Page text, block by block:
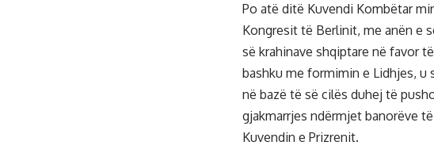
Po atë ditë Kuvendi Kombëtar
Kongresit të Berlinit, me anën e
së krahinave shqiptare në favor
bashku me formimin e Lidhjes, u
në bazë të së cilës duhej të
gjakmarrjes ndërmjet banorëve
Kuvendin e Prizrenit.